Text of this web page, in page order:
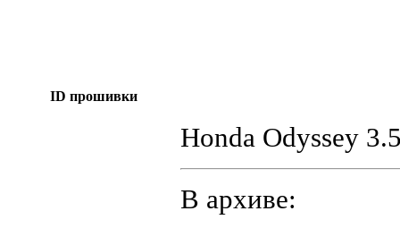
ID прошивки
Honda Odyssey
В архиве: